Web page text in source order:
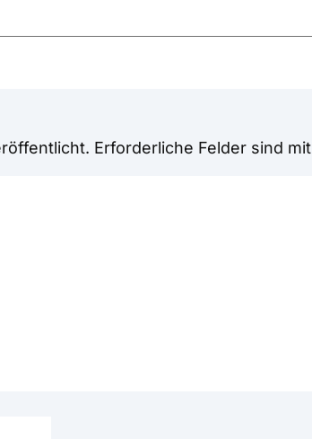
Erforderliche Felder sind mit